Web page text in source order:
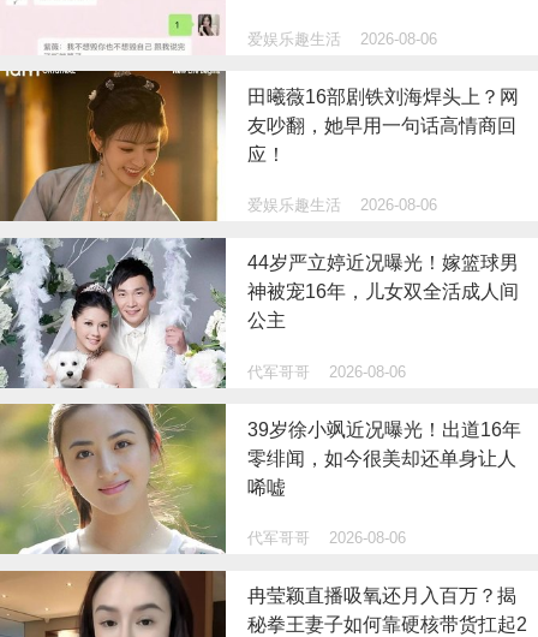
爱娱乐趣生活 2026-08-06
田曦薇16部剧铁刘海焊头上？网
友吵翻，她早用一句话高情商回
应！
爱娱乐趣生活 2026-08-06
44岁严立婷近况曝光！嫁篮球男
神被宠16年，儿女双全活成人间
公主
代军哥哥 2026-08-06
39岁徐小飒近况曝光！出道16年
零绯闻，如今很美却还单身让人
唏嘘
代军哥哥 2026-08-06
冉莹颖直播吸氧还月入百万？揭
秘拳王妻子如何靠硬核带货扛起2